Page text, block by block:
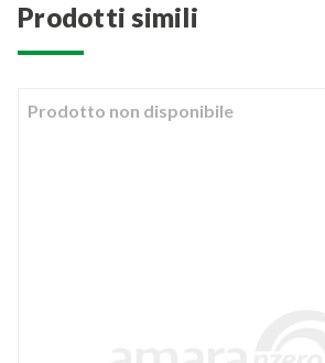
prodotti simili
Prodotto non disponibile